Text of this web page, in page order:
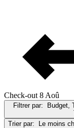
Check-out 8 Aoû
Filtrer par: Budget,
Trier par: Le moins